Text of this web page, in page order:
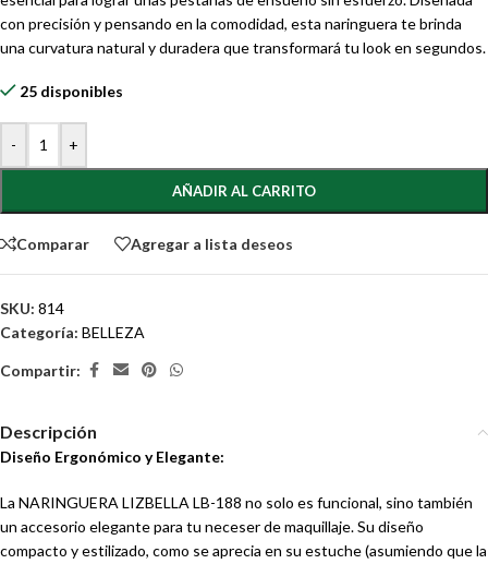
con precisión y pensando en la comodidad, esta naringuera te brinda
una curvatura natural y duradera que transformará tu look en segundos.
25 disponibles
- +
AÑADIR AL CARRITO
Comparar Agregar a lista deseos
SKU: 814
Categoría: BELLEZA
Compartir:
Descripción
Diseño Ergonómico y Elegante:
La NARINGUERA LIZBELLA LB-188 no solo es funcional, sino también
un accesorio elegante para tu neceser de maquillaje. Su diseño
compacto y estilizado, como se aprecia en su estuche (asumiendo que la